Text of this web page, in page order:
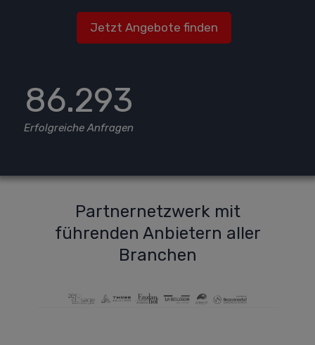
Jetzt Angebote finden
86.293
Erfolgreiche Anfragen
Partnernetzwerk mit
führenden Anbietern aller
Branchen